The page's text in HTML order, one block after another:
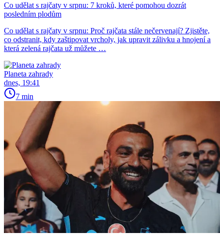
Co udělat s rajčaty v srpnu: 7 kroků, které pomohou dozrát
posledním plodům
Co udělat s rajčaty v srpnu: Proč rajčata stále nečervenají? Zjistěte,
co odstranit, kdy zaštipovat vrcholy, jak upravit zálivku a hnojení a
která zelená rajčata už můžete …
Planeta zahrady
dnes, 19:41
7 min